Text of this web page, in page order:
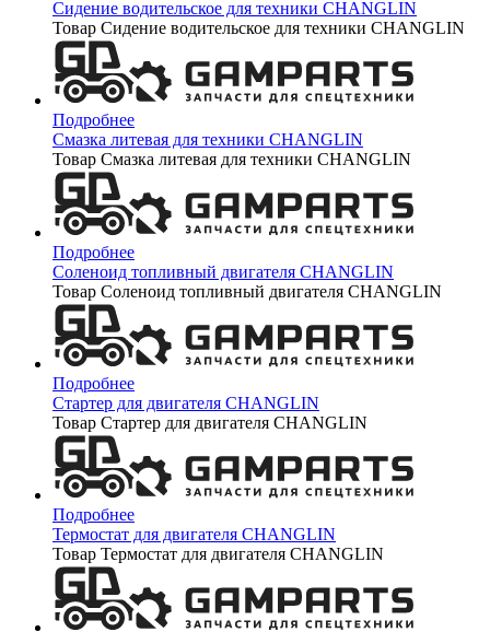
Сидение водительское для техники CHANGLIN
Товар Сидение водительское для техники CHANGLIN
Подробнее
Смазка литевая для техники CHANGLIN
Товар Смазка литевая для техники CHANGLIN
Подробнее
Соленоид топливный двигателя CHANGLIN
Товар Соленоид топливный двигателя CHANGLIN
Подробнее
Стартер для двигателя CHANGLIN
Товар Стартер для двигателя CHANGLIN
Подробнее
Термостат для двигателя CHANGLIN
Товар Термостат для двигателя CHANGLIN